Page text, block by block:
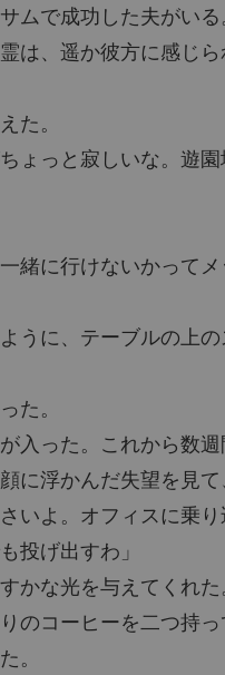
ムで成功した夫がいる
は、遥か彼方に感じ
た。
ょっと寂しいな。遊
緒に行けないかって
うに、テーブルの上
た。
入った。これから数
に浮かんだ失望を見
いよ。オフィスに乗
投げ出すわ」
かな光を与えてくれた
のコーヒーを二つ持
。